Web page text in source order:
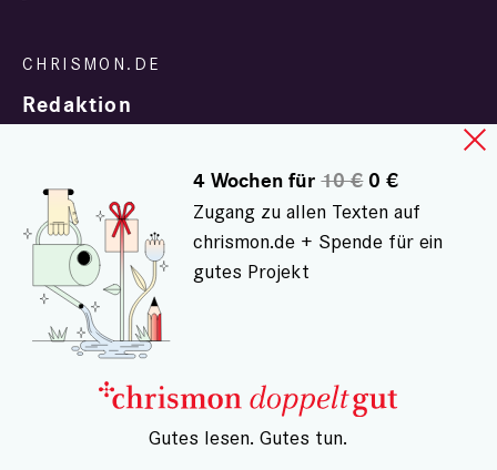
Redaktion
In Zusammenarbeit mit
© chrismon.de 2001 - 2026
Alle Rechte vorbehalten.
4 Wochen für10 €0 €
Zugang zu allen Texten auf
chrismon.de + Spende für ein
gutes Projekt
– Gutes lesen. Gutes tun.